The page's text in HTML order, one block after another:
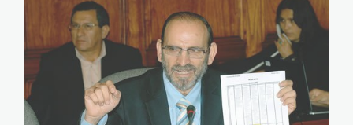
simon_yehude_congreso_1